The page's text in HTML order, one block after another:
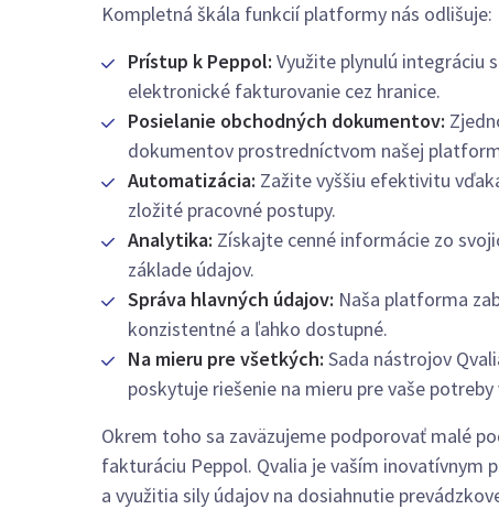
Kompletná škála funkcií platformy nás odlišuje:
Prístup k Peppol: Využite plynulú integráciu
elektronické fakturovanie cez hranice.
Posielanie obchodných dokumentov:
dokumentov prostredníctvom našej
Automatizácia: Zažite vyššiu efektivitu
zložité pracovné postupy.
Analytika: Získajte cenné informácie zo
základe údajov.
Správa hlavných údajov: Naša platforma
konzistentné a ľahko dostupné.
Na mieru pre všetkých: Sada nástrojov
poskytuje riešenie na mieru pre vaše
Okrem toho sa zaväzujeme podporovať malé
fakturáciu Peppol. Qvalia je vaším
a využitia sily údajov na dosiahnutie